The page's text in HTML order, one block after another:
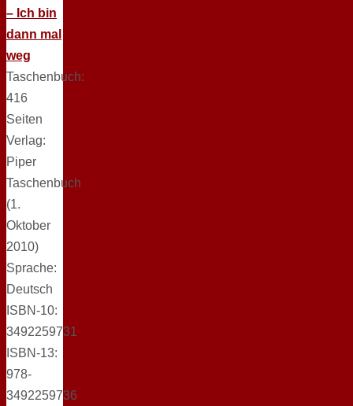
– Ich bin
dann mal
weg
Taschenbuch:
416
Seiten
Verlag:
Piper
Taschenbuch
(1.
Oktober
2010)
Sprache:
Deutsch
ISBN-10:
3492259731
ISBN-13:
978-
3492259736